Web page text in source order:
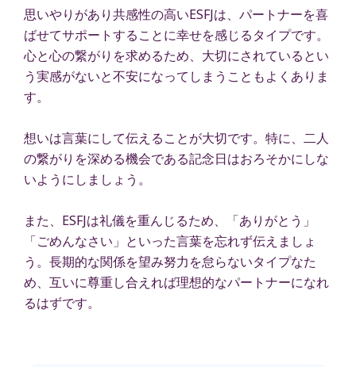
思いやりがあり共感性の高いESFJは、パートナーを喜
ばせてサポートすることに幸せを感じるタイプです。
心と心の繋がりを求めるため、大切にされているとい
う実感がないと不安になってしまうこともよくありま
す。
想いは言葉にして伝えることが大切です。特に、二人
の繋がりを深める機会である記念日はおろそかにしな
いようにしましょう。
また、ESFJは礼儀を重んじるため、「ありがとう」
「ごめんなさい」といった言葉を忘れず伝えましょ
う。長期的な関係を望み努力を怠らないタイプなた
め、互いに尊重し合えれば理想的なパートナーになれ
るはずです。